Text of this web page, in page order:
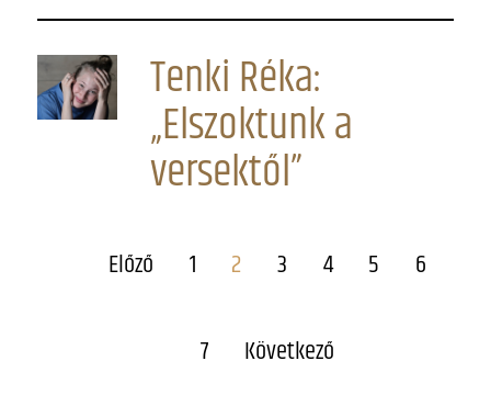
Tenki Réka:
„Elszoktunk a
versektől”
Előző 1 2 3 4 5 6
7 Következő